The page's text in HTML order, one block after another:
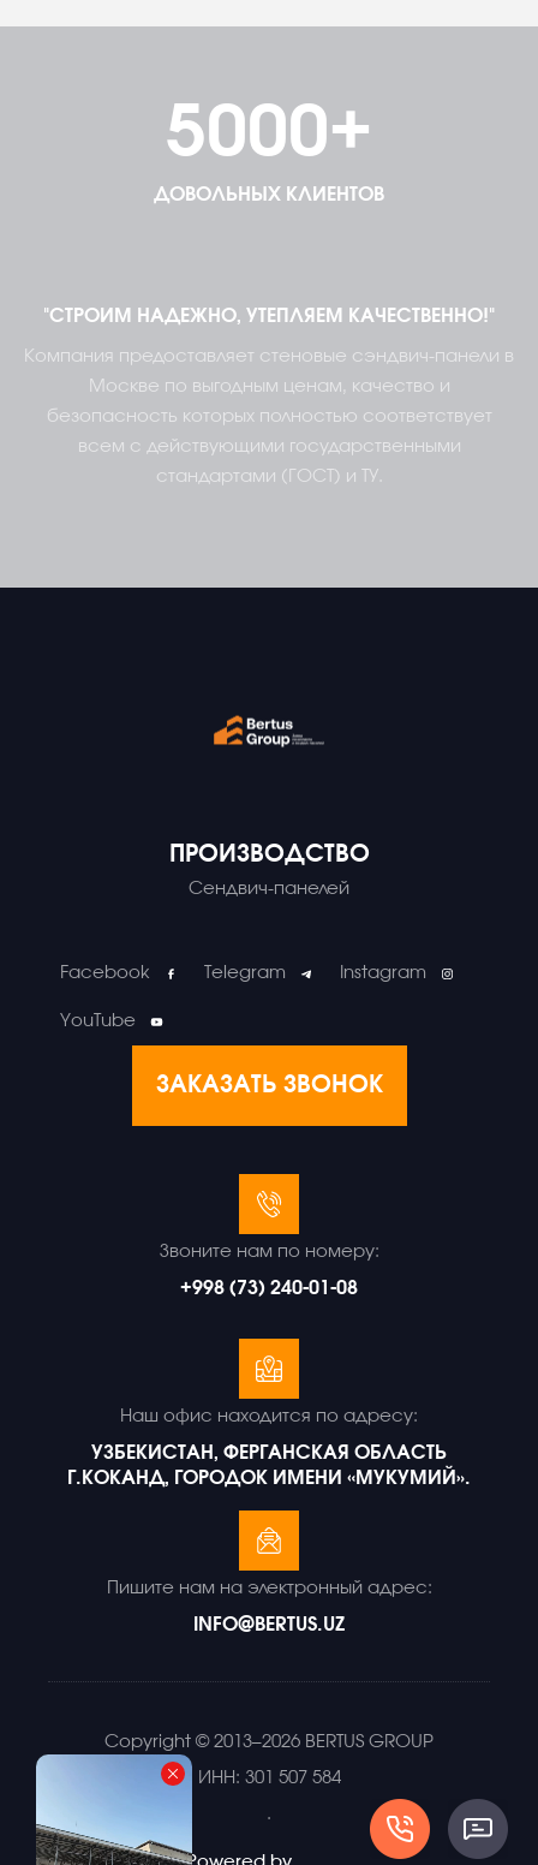
5000+
ДОВОЛЬНЫХ КЛИЕНТОВ
"СТРОИМ НАДЕЖНО, УТЕПЛЯЕМ КАЧЕСТВЕННО!"
Компания предоставляет стеновые сэндвич-панели в
Москве по выгодным ценам, качество и
безопасность которых полностью соответствует
всем с действующими государственными
стандартами (ГОСТ) и ТУ.
ПРОИЗВОДСТВО
Сендвич-панелей
Facebook Telegram Instagram
YouTube
ЗАКАЗАТЬ ЗВОНОК
+998 (73) 240-01-08
Звоните нам по номеру:
УЗБЕКИСТАН, ФЕРГАНСКАЯ ОБЛАСТЬ
Г.КОКАНД, ГОРОДОК ИМЕНИ «МУКУМИЙ».
Наш офис находится по адресу:
INFO@BERTUS.UZ
Пишите нам на электронный адрес:
Copyright © 2013–2026 BERTUS GROUP
ИНН: 301 507 584
.